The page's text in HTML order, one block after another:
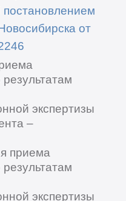
от
экспертизы
–
приема
экспертизы